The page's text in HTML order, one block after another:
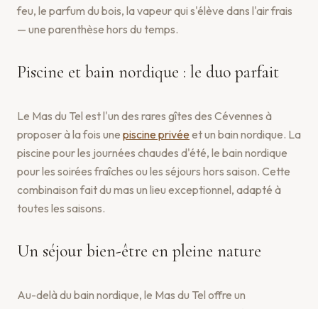
feu, le parfum du bois, la vapeur qui s'élève dans l'air frais
— une parenthèse hors du temps.
Piscine et bain nordique : le duo parfait
Le Mas du Tel est l'un des rares gîtes des Cévennes à
proposer à la fois une piscine privée et un bain nordique. La
piscine pour les journées chaudes d'été, le bain nordique
pour les soirées fraîches ou les séjours hors saison. Cette
combinaison fait du mas un lieu exceptionnel, adapté à
toutes les saisons.
Un séjour bien-être en pleine nature
Au-delà du bain nordique, le Mas du Tel offre un